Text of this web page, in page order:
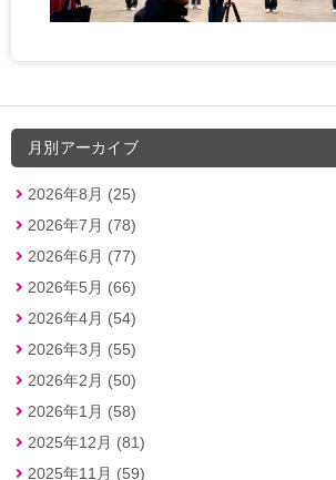
月別アーカイブ
2026年8月 (25)
2026年7月 (78)
2026年6月 (77)
2026年5月 (66)
2026年4月 (54)
2026年3月 (55)
2026年2月 (50)
2026年1月 (58)
2025年12月 (81)
2025年11月 (59)